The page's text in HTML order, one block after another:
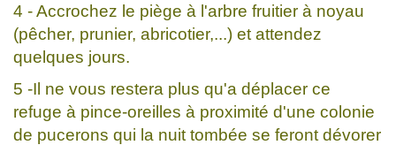
4 - Accrochez le piège à l'arbre fruitier à noyau
(pêcher, prunier, abricotier,...) et attendez
quelques jours.
5 -Il ne vous restera plus qu'a déplacer ce
refuge à pince-oreilles à proximité d'une colonie
de pucerons qui la nuit tombée se feront dévorer